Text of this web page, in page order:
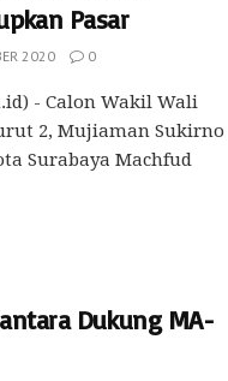
Pasar
2020 0
- Calon Wakil Wali
2, Mujiaman Sukirno
Surabaya Machfud
Dukung MA-